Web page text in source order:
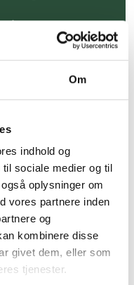
Om
indhold og
sociale medier og til
oplysninger om
vores partnere inden
og
kombinere disse
givet dem, eller som
tjenester.
af kendte
andre spændende
lav pris.